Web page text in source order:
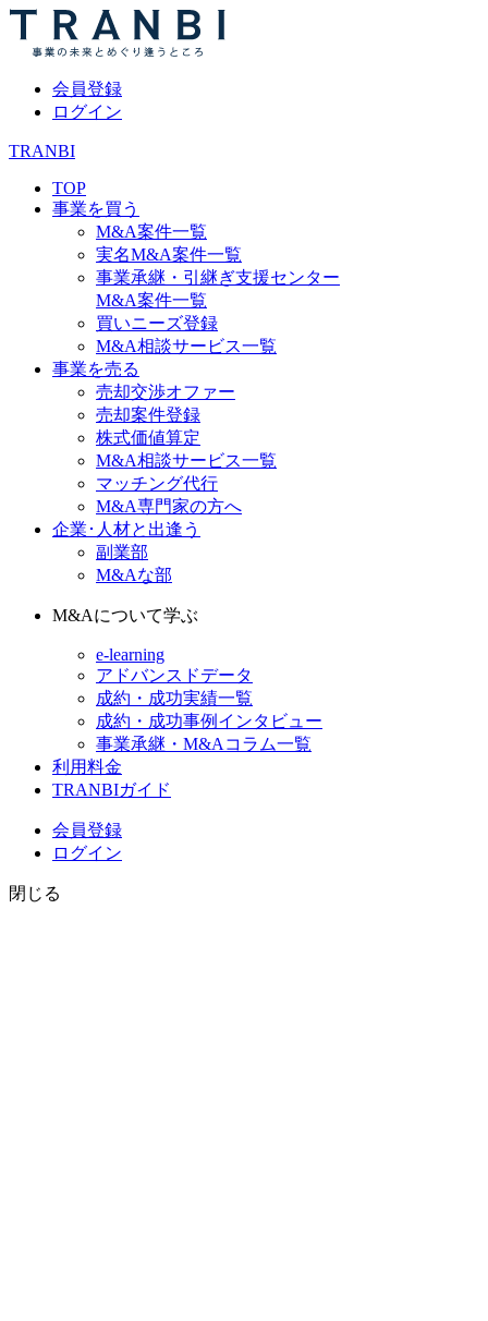
会員登録
ログイン
TRANBI
TOP
事業を買う
M&A案件一覧
実名M&A案件一覧
事業承継・引継ぎ支援センター
M&A案件一覧
買いニーズ登録
M&A相談サービス一覧
事業を売る
売却交渉オファー
売却案件登録
株式価値算定
M&A相談サービス一覧
マッチング代行
M&A専門家の方へ
企業･人材と出逢う
副業部
M&Aな部
M&Aについて学ぶ
e-learning
アドバンスドデータ
成約・成功実績一覧
成約・成功事例インタビュー
事業承継・M&Aコラム一覧
利用料金
TRANBIガイド
会員登録
ログイン
閉じる